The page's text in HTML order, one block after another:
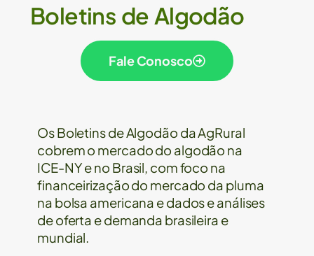
Boletins de Algodão
Fale Conosco
Os Boletins de Algodão da AgRural
cobrem o mercado do algodão na
ICE-NY e no Brasil, com foco na
financeirização do mercado da pluma
na bolsa americana e dados e análises
de oferta e demanda brasileira e
mundial.